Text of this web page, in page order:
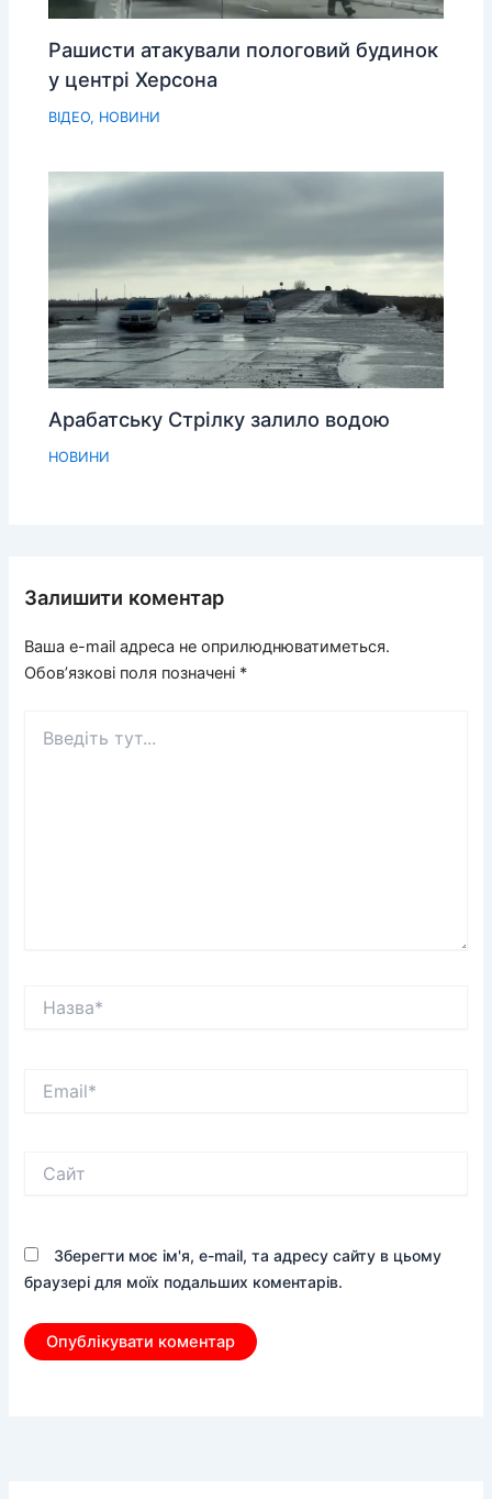
Рашисти атакували пологовий будинок
у центрі Херсона
ВІДЕО, НОВИНИ
Арабатську Стрілку залило водою
НОВИНИ
Залишити коментар
Ваша e-mail адреса не оприлюднюватиметься.
Обов’язкові поля позначені *
тут...
Зберегти моє ім'я, e-mail, та адресу сайту в цьому
браузері для моїх подальших коментарів.